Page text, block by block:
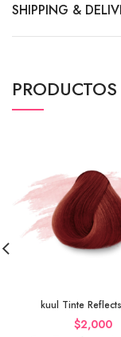
SHIPPING &
kuul Tinte
$2,000